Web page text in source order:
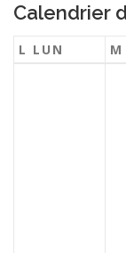
Calendrier
L LUN M